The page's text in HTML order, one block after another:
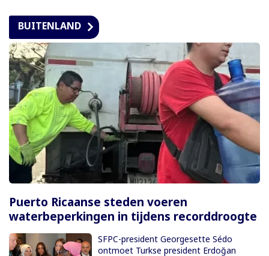
BUITENLAND
Puerto Ricaanse steden voeren
waterbeperkingen in tijdens recorddroogte
SFPC-president Georgesette Sédo
ontmoet Turkse president Erdoğan